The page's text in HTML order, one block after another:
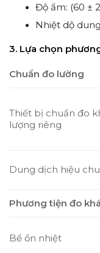
Độ ẩm: (60 ±
Nhiệt dộ
3. Lựa chọn
Chuẩn đo lường
Thiết bị chuẩn đo
lượng riêng
Dung dịch hiệu
Phương tiện đo
Bể ổn nhiệt